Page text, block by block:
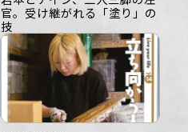
官。受け継がれる「塗り」の
技